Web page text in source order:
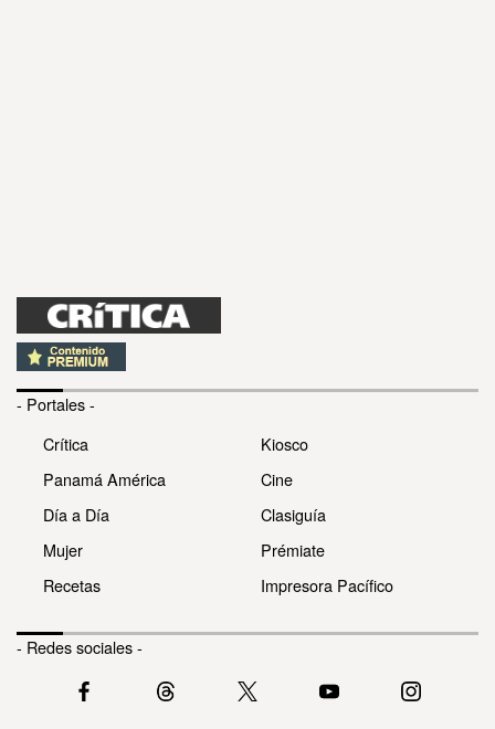
- Portales -
Crítica
Panamá América
Día a Día
Mujer
Recetas
Kiosco
Cine
Clasiguía
Prémiate
Impresora Pacífico
- Redes sociales -